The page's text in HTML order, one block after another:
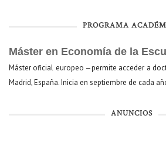
PROGRAMA
Máster en Economía de la
Máster oficial europeo —permite acceder a
Madrid, España. Inicia en septiembre de cada
ANUNCIOS